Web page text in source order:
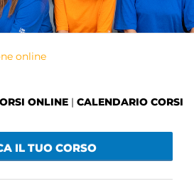
online
ONLINE | CALENDARIO CORSI
IL TUO CORSO